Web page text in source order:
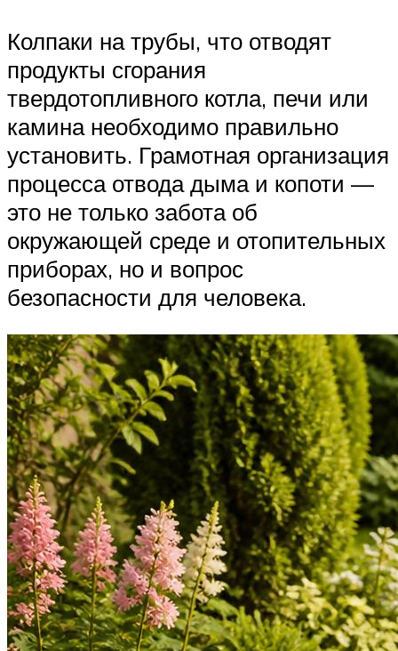
Колпаки на трубы, что отводят
продукты сгорания
твердотопливного котла, печи или
камина необходимо правильно
установить. Грамотная организация
процесса отвода дыма и копоти —
это не только забота об
окружающей среде и отопительных
приборах, но и вопрос
безопасности для человека.